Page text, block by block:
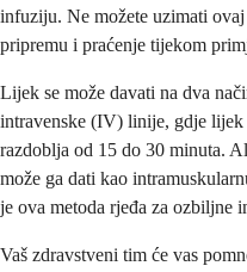
infuziju. Ne možete uzimati
pripremu i praćenje tijekom
Lijek se može davati na dva
intravenske (IV) linije, gdje
razdoblja od 15 do 30 minuta.
može ga dati kao
je ova metoda rjeđa za ozbiljne
Vaš zdravstveni tim će vas